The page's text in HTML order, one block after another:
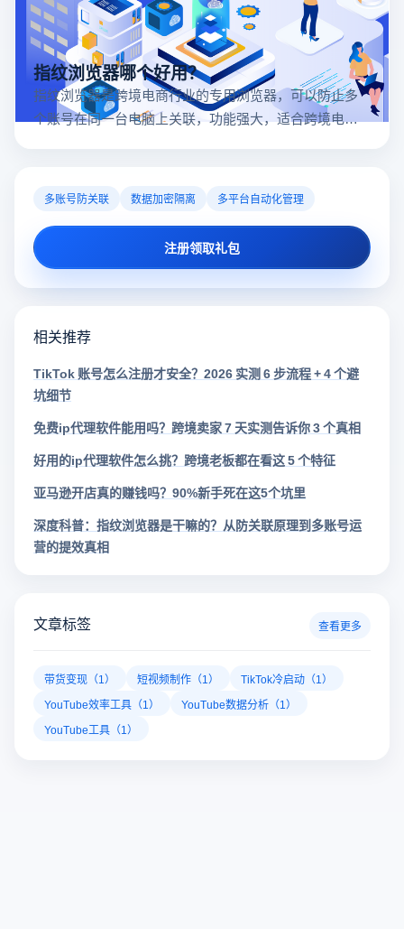
指纹浏览器哪个好用？
指纹浏览器是跨境电商行业的专用浏览器，可以防止多
个账号在同一台电脑上关联，功能强大，适合跨境电商
多账号防关联 数据加密隔离 多平台自动化管理
注册领取礼包
相关推荐
TikTok 账号怎么注册才安全？2026 实测 6 步流程 + 4 个避
坑细节
免费ip代理软件能用吗？跨境卖家 7 天实测告诉你 3 个真相
好用的ip代理软件怎么挑？跨境老板都在看这 5 个特征
亚马逊开店真的赚钱吗？90%新手死在这5个坑里
深度科普：指纹浏览器是干嘛的？从防关联原理到多账号运
营的提效真相
文章标签 查看更多
带货变现（1） 短视频制作（1）
TikTok冷启动（1）
YouTube效率工具（1）
YouTube数据分析（1）
YouTube工具（1）